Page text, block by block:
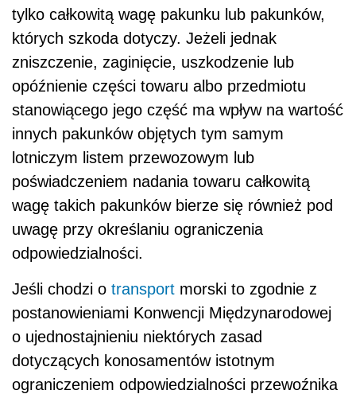
tylko całkowitą wagę pakunku lub pakunków,
których szkoda dotyczy. Jeżeli jednak
zniszczenie, zaginięcie, uszkodzenie lub
opóźnienie części towaru albo przedmiotu
stanowiącego jego część ma wpływ na wartość
innych pakunków objętych tym samym
lotniczym listem przewozowym lub
poświadczeniem nadania towaru całkowitą
wagę takich pakunków bierze się również pod
uwagę przy określaniu ograniczenia
odpowiedzialności.
Jeśli chodzi o transport morski to zgodnie z
postanowieniami Konwencji Międzynarodowej
o ujednostajnieniu niektórych zasad
dotyczących konosamentów istotnym
ograniczeniem odpowiedzialności przewoźnika